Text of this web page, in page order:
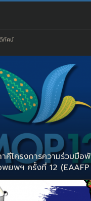
ทัศน์
คีโครงการความร่วมมือ
ยพฯ ครั้งที่ 12 (EAAFP